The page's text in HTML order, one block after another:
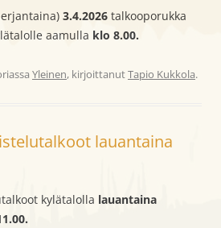
3.4.2026 talkooporukka
aamulla klo 8.00.
Yleinen, kirjoittanutTapio Kukkola.
lauantaina
kylätalolla lauantaina